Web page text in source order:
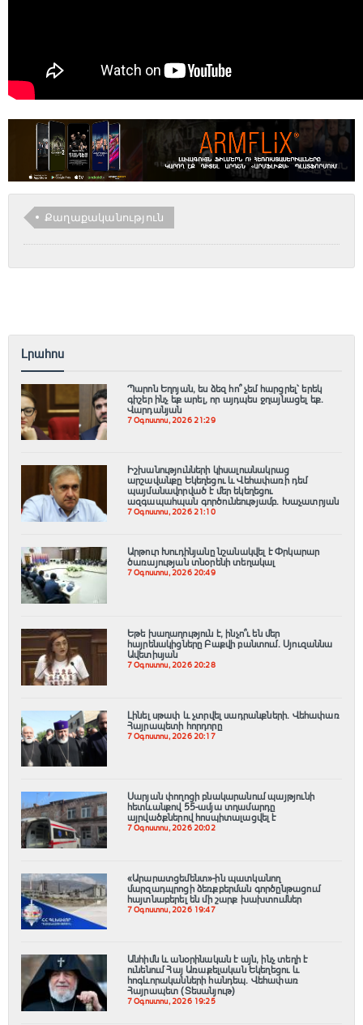
Քաղաքականություն
Լրահոս
Պարոն Եղոյան, ես ձեզ հո՞ չեմ հարցրել՝ երեկ
գիշեր ինչ եք արել, որ այդպես ջղայնացել եք.
Վարդանյան
7 Օգոստոս, 2026 21:29
Իշխանությունների կիսալուսնակրաց
արշավանքը Եկեղեցու և Վեհափառի դեմ
պայմանավորված է մեր եկեղեցու
ազգապահպան գործունեությամբ. Խաչատրյան
7 Օգոստոս, 2026 21:10
Արթուր Խուդինյանը նշանակվել է Փրկարար
ծառայության տնօրենի տեղակալ
7 Օգոստոս, 2026 20:49
Եթե խաղաղություն է, ինչո՞ւ են մեր
հայրենակիցները Բաքվի բանտում. Սյուզաննա
Ավետիսյան
7 Օգոստոս, 2026 20:28
Լինել սթափ և չտրվել սադրանքների․ Վեհափառ
Հայրապետի հորդորը
7 Օգոստոս, 2026 20:17
Սարյան փողոցի բնակարանում պայթյունի
հետևանքով 55-ամյա տղամարդը
այրվածքներով հոսպիտալացվել է
7 Օգոստոս, 2026 20:02
«Արարատցեմենտ»-ին պատկանող
մարզադպրոցի ձեռքբերման գործընթացում
հայտնաբերել են մի շարք խախտումներ
7 Օգոստոս, 2026 19:47
Անհիմն և անօրինական է այն, ինչ տեղի է
ունենում Հայ Առաքելական Եկեղեցու և
հոգևորականների հանդեպ. Վեհափառ
Հայրապետ (Տեսանյութ)
7 Օգոստոս, 2026 19:25